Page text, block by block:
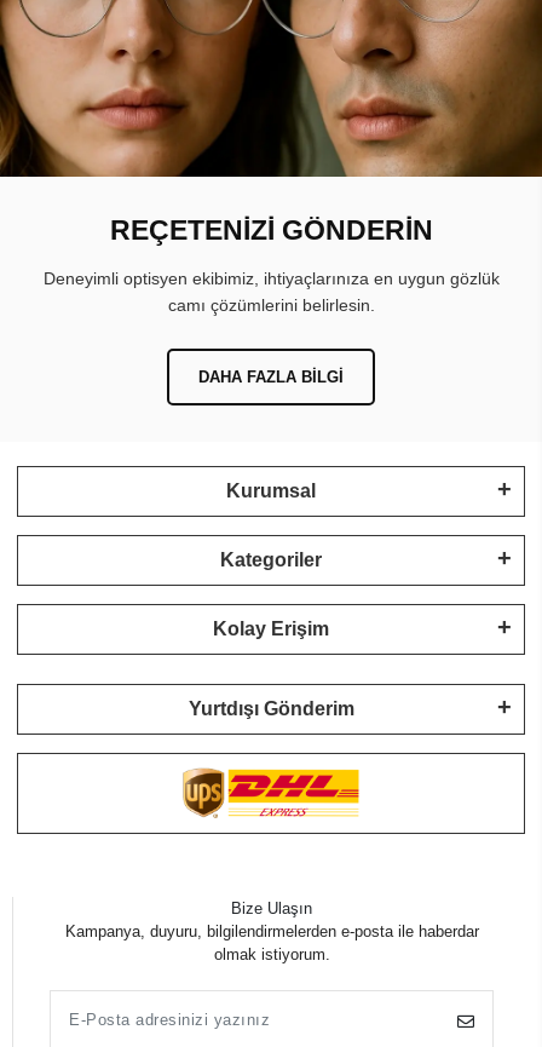
REÇETENİZİ GÖNDERİN
Deneyimli optisyen ekibimiz, ihtiyaçlarınıza en uygun gözlük
camı çözümlerini belirlesin.
DAHA FAZLA BILGI
Kurumsal
Kategoriler
Kolay Erişim
Yurtdışı Gönderim
Bize Ulaşın
Kampanya, duyuru, bilgilendirmelerden e-posta ile haberdar
olmak istiyorum.